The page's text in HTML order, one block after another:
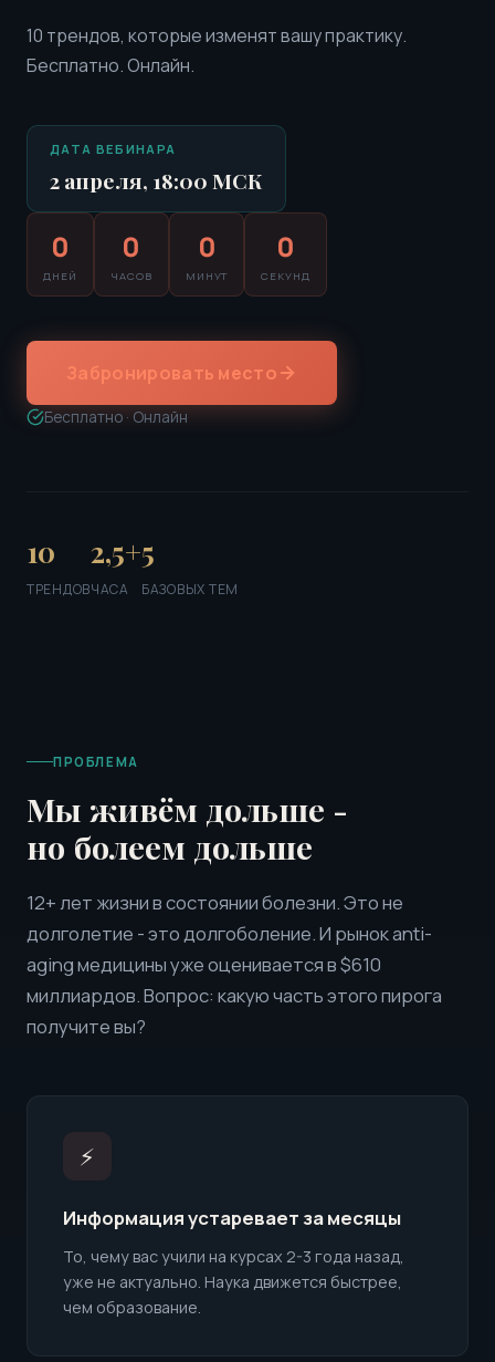
10 трендов, которые изменят вашу практику.
Бесплатно. Онлайн.
ДАТА ВЕБИНАРА
2 апреля, 18:00 МСК
0
ДНЕЙ
0
ЧАСОВ
0
МИНУТ
0
СЕКУНД
Забронировать место
Бесплатно · Онлайн
10
ТРЕНДОВ
2,5+
ЧАСА
5
БАЗОВЫХ ТЕМ
ПРОБЛЕМА
Мы живём дольше -
но болеем дольше
12+ лет жизни в состоянии болезни. Это не
долголетие - это долгоболение. И рынок anti-
aging медицины уже оценивается в $610
миллиардов. Вопрос: какую часть этого пирога
получите вы?
⚡
Информация устаревает за месяцы
То, чему вас учили на курсах 2-3 года назад,
уже не актуально. Наука движется быстрее,
чем образование.